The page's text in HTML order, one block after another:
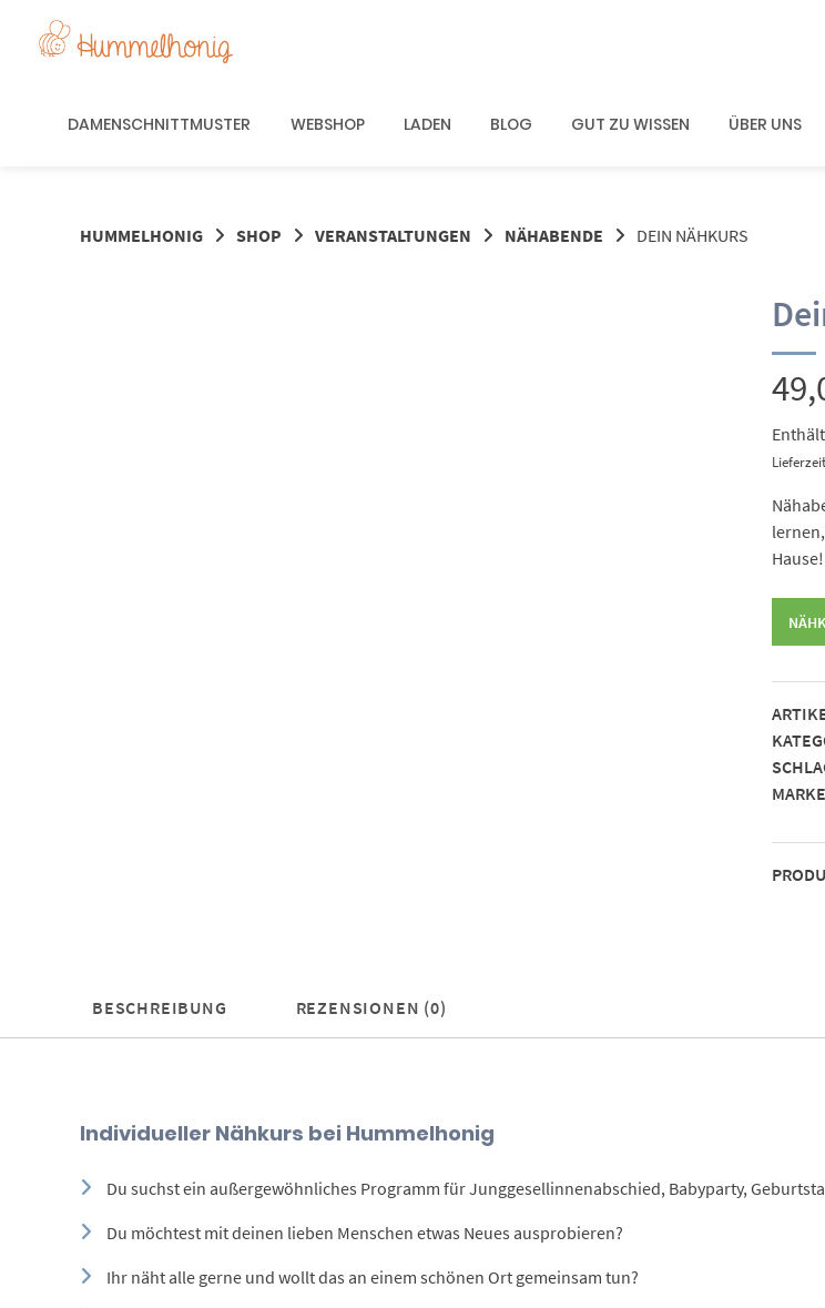
DAMENSCHNITTMUSTER WEBSHOP LADEN BLOG GUT ZU WISSEN ÜBER UNS
HUMMELHONIG SHOP VERANSTALTUNGEN NÄHABENDE DEIN NÄHKURS
Hause!
BESCHREIBUNG REZENSIONEN (0)
Individueller Nähkurs bei Hummelhonig
Du suchst ein außergewöhnliches Programm für Junggesellinnenabschied, Babyparty,
Du möchtest mit deinen lieben Menschen etwas Neues ausprobieren?
Ihr näht alle gerne und wollt das an einem schönen Ort gemeinsam tun?